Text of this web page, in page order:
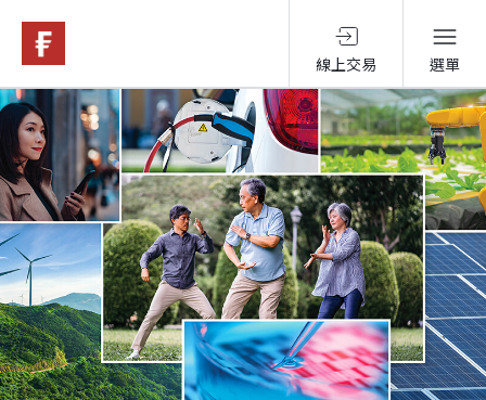
線上交易 選單
基金與配息
永續投資
投資洞見
投資解決方案